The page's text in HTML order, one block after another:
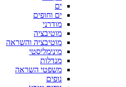
ים
ים וחופים
מודרני
מוטיבציה
מוטיבציה והשראה
מינימליסטי
מנדלות
משפטי השראה
נופים